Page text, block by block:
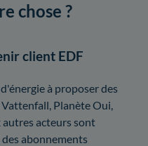
chose ?
client EDF
à proposer des
Planète Oui,
autres acteurs sont
abonnements